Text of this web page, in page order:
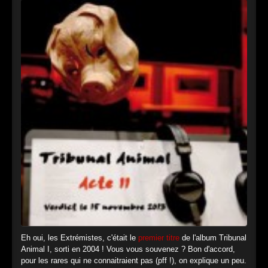
Eh oui, les Extrémistes, c'était le premier titre de l'album Tribunal
Animal I, sorti en 2004 ! Vous vous souvenez ? Bon d'accord,
pour les rares qui ne connaitraient pas (pff !), on explique un peu.